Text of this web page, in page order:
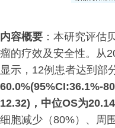
内容概要 ：本研究评估
瘤的疗效及安全性。从
显示，12例患者达到部
60.0%(95%CI:36.1%-
12.32)，中位OS为
细胞减少（80%）、周